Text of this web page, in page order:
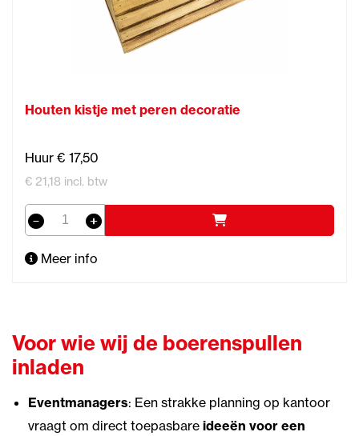
Houten kistje met peren decoratie
Huur € 17,50
€ 21,18 incl. btw
Meer info
Voor wie wij de boerenspullen
inladen
Eventmanagers: Een strakke planning op kantoor
vraagt om direct toepasbare ideeën voor een